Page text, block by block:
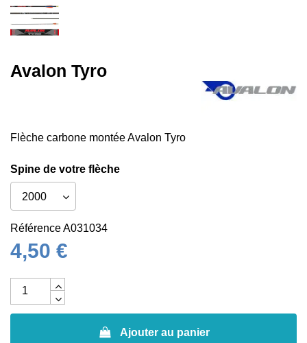
Avalon Tyro
Flèche carbone montée Avalon Tyro
Spine de votre flèche
RéférenceA031034
4,50 €
Ajouter au panier